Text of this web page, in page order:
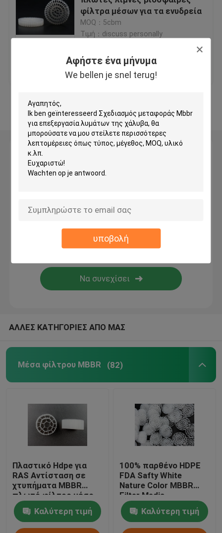
Αφήστε ένα μήνυμα
We bellen je snel terug!
υποβολή
Πλαστικά μέσα φίλτρου
Επικεφαλής φίλτρα
Κ1 Μέσα φίλτρου
Ανταλλακτικός αντιδραστήρας βιοφίλμ
Μονάδα φίλτρου BIO Balls
βιο μέσα φίλτρων
Μεταφορέας MBBR
Μέσα φίλτρου βιο-μπλοκ
Σωρός φύλλων PVC
φίλτρα μέσων για τα ενυδρεία
MOQ：5cbm
Τιμή：discuss personally
Καλύτερη τιμή επαφή
Δείτε περισσότερων
ΑΛΛΕΣ ΚΑΤΗΓΟΡΙΕΣ ΑΠΟ ΜΑΣ
Μέσα φίλτρου MBBR (82)
Πλαστικό Hdpe για
RAS Αντίσταση σε
χτυπήματα MBBR
πλωτό φίλτρο μέσο
Καλύτερη τιμή
100% παρθένο HDPE
FDA Safty White
Nature Color MBBR
Filter Media
Καλύτερη τιμή